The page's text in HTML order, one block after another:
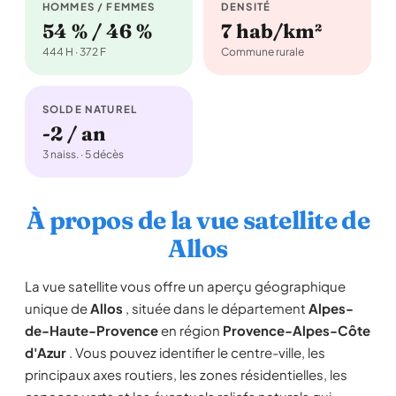
HOMMES / FEMMES
54 % / 46 %
444 H · 372 F
DENSITÉ
7 hab/km²
Commune rurale
SOLDE NATUREL
-2 / an
3 naiss. · 5 décès
À propos de la vue satellite de
Allos
La vue satellite vous offre un aperçu géographique
unique deAllos , située dans le département Alpes-
de-Haute-Provenceen région Provence-Alpes-Côte
d'Azur . Vous pouvez identifier le centre-ville, les
principaux axes routiers, les zones résidentielles, les